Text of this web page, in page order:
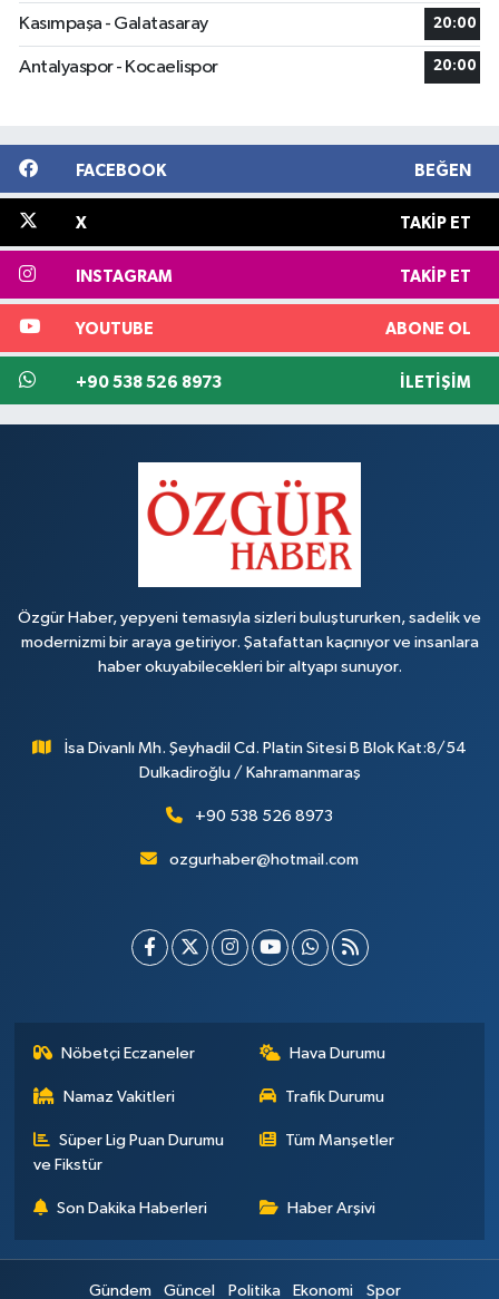
Kasımpaşa - Galatasaray 20:00
Antalyaspor - Kocaelispor 20:00
FACEBOOK BEĞEN
X TAKIP ET
INSTAGRAM TAKIP ET
YOUTUBE ABONE OL
+90 538 526 8973 İLETIŞIM
Özgür Haber, yepyeni temasıyla sizleri buluştururken, sadelik ve
modernizmi bir araya getiriyor. Şatafattan kaçınıyor ve insanlara
haber okuyabilecekleri bir altyapı sunuyor.
İsa Divanlı Mh. Şeyhadil Cd. Platin Sitesi B Blok Kat:8/54
Dulkadiroğlu / Kahramanmaraş
+90 538 526 8973
ozgurhaber@hotmail.com
Nöbetçi Eczaneler Hava Durumu
Namaz Vakitleri Trafik Durumu
Süper Lig Puan Durumu
ve Fikstür
Tüm Manşetler
Son Dakika Haberleri Haber Arşivi
Gündem Güncel Politika Ekonomi Spor